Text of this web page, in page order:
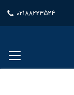
02188223524